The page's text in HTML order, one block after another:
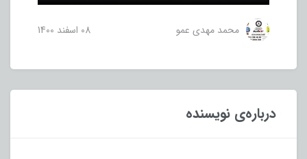
محمد مهدی عمو 08 اسفند 1400
درباره‌ی نویسنده